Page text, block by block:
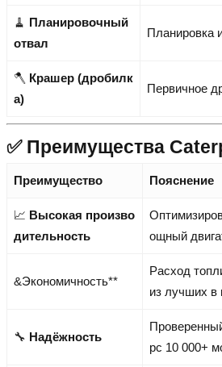
🧹 Планировочный
отвал
Планировка
🪓 Крашер (дробилк
а)
Первичное
✅ Преимущества
Преимущество Пояснение
📈 Высокая произво
дительность
ощный
&Экономичность**
Расход
из лучших в
🔧 Надёжность
рс 10 000+